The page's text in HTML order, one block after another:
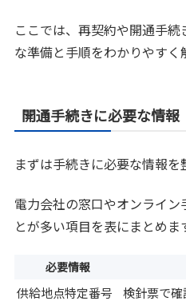
ここでは、再契約や開通手
な準備と手順をわかりやすく
開通手続きに必要な情報
まずは手続きに必要な情報を
電力会社の窓口やオンライ
とが多い項目を表にまとめま
必要情報
供給地点特定番号
検針票で確